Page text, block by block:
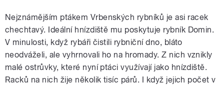
Nejznámějším ptákem Vrbenských rybníků je asi racek
chechtavý. Ideální hnízdiště mu poskytuje rybník Domin.
V minulosti, když rybáři čistili rybniční dno, bláto
neodváželi, ale vyhrnovali ho na hromady. Z nich vznikly
malé ostrůvky, které nyní ptáci využívají jako hnízdiště.
Racků na nich žije několik tisíc párů. I když jejich počet v